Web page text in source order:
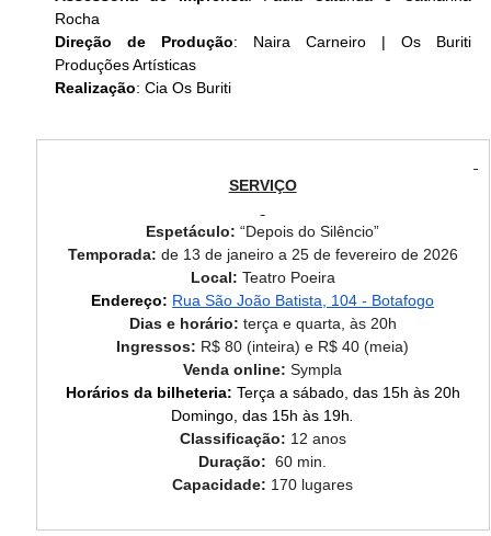
Rocha
Direção de Produção: Naira Carneiro | Os Buriti
Produções Artísticas
Realização: Cia Os Buriti
SERVIÇO
Espetáculo: “Depois do Silêncio”
Temporada: de 13 de janeiro a 25 de fevereiro de 2026
Local: Teatro Poeira
Endereço: Rua São João Batista, 104 - Botafogo
Dias e horário: terça e quarta, às 20h
Ingressos: R$ 80 (inteira) e R$ 40 (meia)
Venda online: Sympla
Horários da bilheteria: Terça a sábado, das 15h às 20h
Domingo, das 15h às 19h
Classificação: 12 anos
Duração: 60 min.
Capacidade: 170 lugares